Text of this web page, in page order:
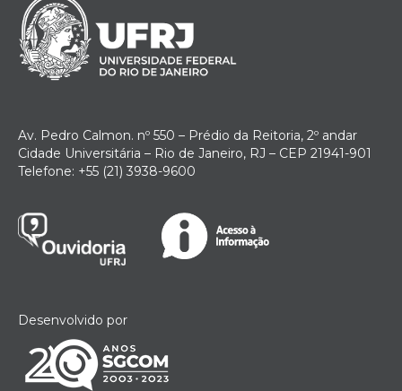
Av. Pedro Calmon. nº 550 – Prédio da Reitoria, 2º andar
Cidade Universitária – Rio de Janeiro, RJ – CEP 21941-901
Telefone: +55 (21) 3938-9600
Desenvolvido por